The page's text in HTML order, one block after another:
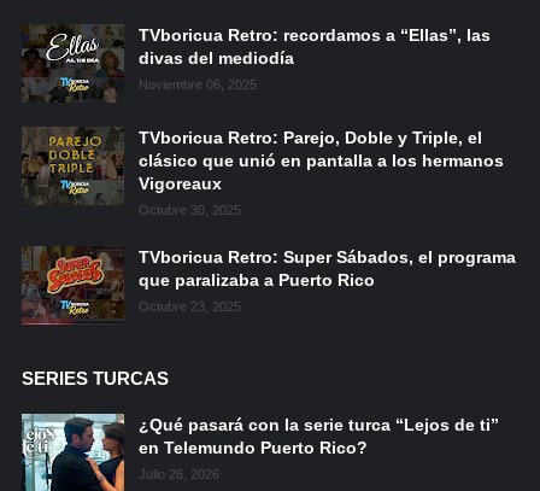
TVboricua Retro: recordamos a “Ellas”, las
divas del mediodía
Noviembre 06, 2025
TVboricua Retro: Parejo, Doble y Triple, el
clásico que unió en pantalla a los hermanos
Vigoreaux
Octubre 30, 2025
TVboricua Retro: Super Sábados, el programa
que paralizaba a Puerto Rico
Octubre 23, 2025
SERIES TURCAS
¿Qué pasará con la serie turca “Lejos de ti”
en Telemundo Puerto Rico?
Julio 26, 2026